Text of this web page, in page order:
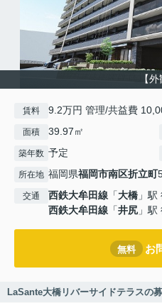
【外
賃料 9.2万円 管理/共益費
面積 39.97㎡
築年数 予定
所在地 福岡県福岡市南区折立町
交通 西鉄大牟田線 「大橋 」
西鉄大牟田線 「井尻 」
無料 お
LaSante大橋リバーサイドテラスの